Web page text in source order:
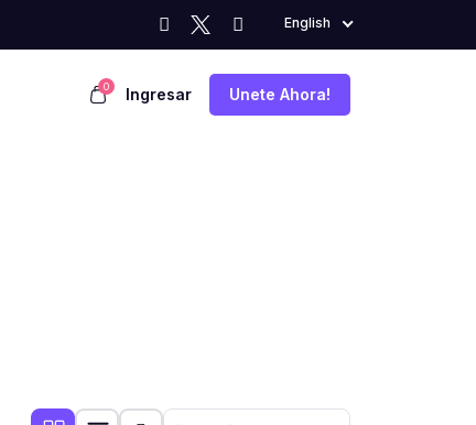
English
0 Ingresar Unete Ahora!